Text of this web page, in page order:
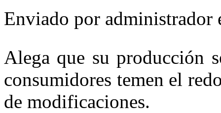
Enviado por administrador
Alega que su producción
consumidores temen el
de modificaciones.